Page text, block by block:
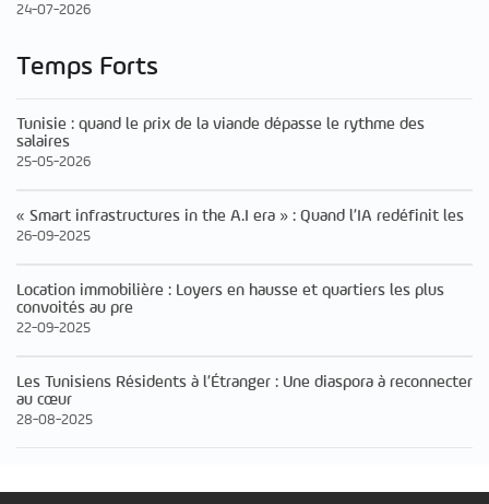
24-07-2026
Temps Forts
Tunisie : quand le prix de la viande dépasse le rythme des
salaires
25-05-2026
« Smart infrastructures in the A.I era » : Quand l’IA redéfinit les
26-09-2025
Location immobilière : Loyers en hausse et quartiers les plus
convoités au pre
22-09-2025
Les Tunisiens Résidents à l’Étranger : Une diaspora à reconnecter
au cœur
28-08-2025